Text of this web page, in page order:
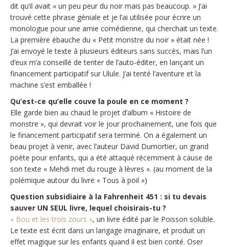
dit qu’il avait « un peu peur du noir mais pas beaucoup. » J’ai
trouvé cette phrase géniale et je l’ai utilisée pour écrire un
monologue pour une amie comédienne, qui cherchait un texte.
La première ébauche du « Petit monstre du noir » était née !
J’ai envoyé le texte à plusieurs éditeurs sans succès, mais l’un
d’eux m’a conseillé de tenter de l’auto-éditer, en lançant un
financement participatif sur Ulule. J’ai tenté l’aventure et la
machine s’est emballée !
Qu’est-ce qu’elle couve la poule en ce moment ?
Elle garde bien au chaud le projet d’album « Histoire de
monstre », qui devrait voir le jour prochainement, une fois que
le financement participatif sera terminé. On a également un
beau projet à venir, avec l’auteur David Dumortier, un grand
poète pour enfants, qui a été attaqué récemment à cause de
son texte « Mehdi met du rouge à lèvres ». (au moment de la
polémique autour du livre « Tous à poil »)
Question subsidiaire à la Fahrenheit 451 : si tu devais
sauver UN SEUL livre, lequel choisirais-tu ?
« Bou et les trois zours », un livre édité par le Poisson soluble.
Le texte est écrit dans un langage imaginaire, et produit un
effet magique sur les enfants quand il est bien conté. Oser